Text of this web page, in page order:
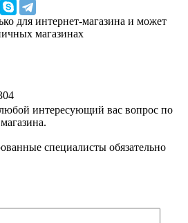
для интернет-магазина и может
магазинах
интересующий вас вопрос по
специалисты обязательно